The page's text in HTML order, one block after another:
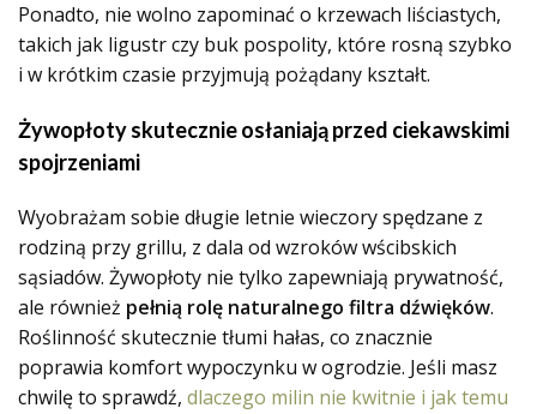
Ponadto, nie wolno zapominać o krzewach liściastych,
takich jak ligustr czy buk pospolity, które rosną szybko
i w krótkim czasie przyjmują pożądany kształt.
Żywopłoty skutecznie osłaniają przed ciekawskimi
spojrzeniami
Wyobrażam sobie długie letnie wieczory spędzane z
rodziną przy grillu, z dala od wzroków wścibskich
sąsiadów. Żywopłoty nie tylko zapewniają prywatność,
ale również pełnią rolę naturalnego filtra dźwięków.
Roślinność skutecznie tłumi hałas, co znacznie
poprawia komfort wypoczynku w ogrodzie. Jeśli masz
chwilę to sprawdź, dlaczego milin nie kwitnie i jak temu